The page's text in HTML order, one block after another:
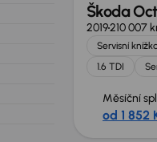
Škoda
2019210 007
Servisní
1.6 TDI
Měsíční
od 1 852